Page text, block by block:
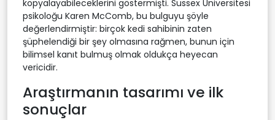
kopyalayabileceklerini göstermişti. Sussex Üniversitesi
psikoloğu Karen McComb, bu bulguyu şöyle
değerlendirmiştir: birçok kedi sahibinin zaten
şüphelendiği bir şey olmasına rağmen, bunun için
bilimsel kanıt bulmuş olmak oldukça heyecan
vericidir.
Araştırmanın tasarımı ve ilk
sonuçlar